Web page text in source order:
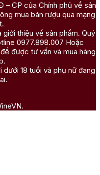
– CP của Chính phủ về sản
mua bán rượu qua mạng
thiệu về sản phẩm. Quý
0977.898.007 Hoặc
được tư vấn và mua hàng
18 tuổi và phụ nữ đang